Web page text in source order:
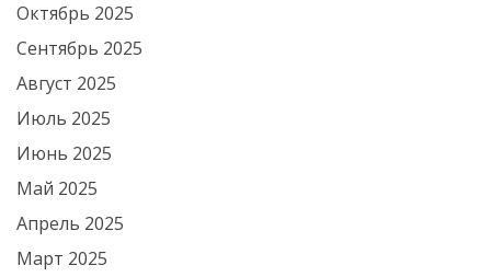
Октябрь 2025
Сентябрь 2025
Август 2025
Июль 2025
Июнь 2025
Май 2025
Апрель 2025
Март 2025